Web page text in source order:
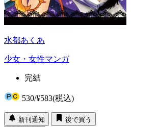
水都あくあ
少女・女性マンガ
完結
530/¥583(税込)
新刊通知
後で買う